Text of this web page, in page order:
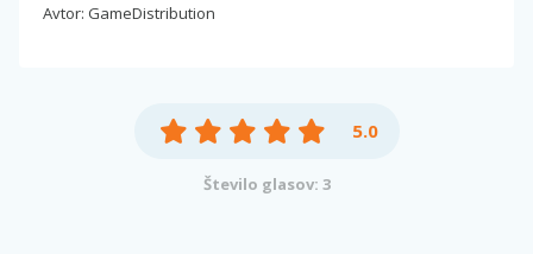
Avtor: GameDistribution
5.0
Število glasov: 3